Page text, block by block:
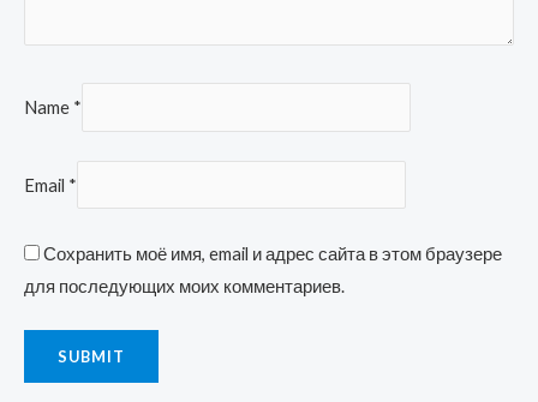
Name *
Email *
Сохранить моё имя, email и адрес сайта в этом браузере
для последующих моих комментариев.